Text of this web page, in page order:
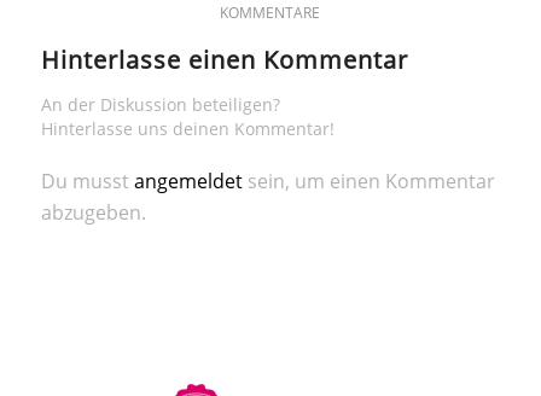
KOMMENTARE
Hinterlasse einen Kommentar
An der Diskussion beteiligen?
Hinterlasse uns deinen Kommentar!
Du musst angemeldetsein, um einen Kommentar
abzugeben.